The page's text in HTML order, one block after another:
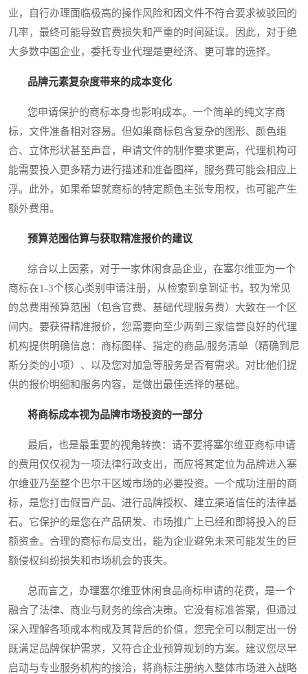
业，自行办理面临极高的操作风险和因文件不符合要求被驳回的
几率，最终可能导致官费损失和严重的时间延误。因此，对于绝
大多数中国企业，委托专业代理是更经济、更可靠的选择。
品牌元素复杂度带来的成本变化
您申请保护的商标本身也影响成本。一个简单的纯文字商
标，文件准备相对容易。但如果商标包含复杂的图形、颜色组
合、立体形状甚至声音，申请文件的制作要求更高，代理机构可
能需要投入更多精力进行描述和准备图样，服务费可能会相应上
浮。此外，如果希望就商标的特定颜色主张专用权，也可能产生
额外费用。
预算范围估算与获取精准报价的建议
综合以上因素，对于一家休闲食品企业，在塞尔维亚为一个
商标在1-3个核心类别申请注册，从检索到拿到证书，较为常见
的总费用预算范围（包含官费、基础代理服务费）大致在一个区
间内。要获得精准报价，您需要向至少两到三家信誉良好的代理
机构提供明确信息：商标图样、指定的商品/服务清单（精确到尼
斯分类的小项）、以及您对加急等服务是否有需求。对比他们提
供的报价明细和服务内容，是做出最佳选择的基础。
将商标成本视为品牌市场投资的一部分
最后，也是最重要的视角转换：请不要将塞尔维亚商标申请
的费用仅仅视为一项法律行政支出，而应将其定位为品牌进入塞
尔维亚乃至整个巴尔干区域市场的必要投资。一个成功注册的商
标，是您打击假冒产品、进行品牌授权、建立渠道信任的法律基
石。它保护的是您在产品研发、市场推广上已经和即将投入的巨
额资金。合理的商标布局支出，能为企业避免未来可能发生的巨
额侵权纠纷损失和市场机会的丧失。
总而言之，办理塞尔维亚休闲食品商标申请的花费，是一个
融合了法律、商业与财务的综合决策。它没有标准答案，但通过
深入理解各项成本构成及其背后的价值，您完全可以制定出一份
既满足品牌保护需求，又符合企业预算规划的方案。建议您尽早
启动与专业服务机构的接洽，将商标注册纳入整体市场进入战略